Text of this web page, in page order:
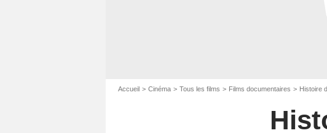
Accueil Cinéma Tous les films Films documentaires Histoire